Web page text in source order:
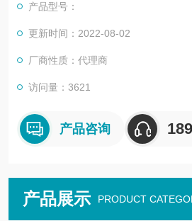
产品型号：
更新时间：2022-08-02
厂商性质：代理商
访问量：3621
产品咨询
产品展示 PRODUCT